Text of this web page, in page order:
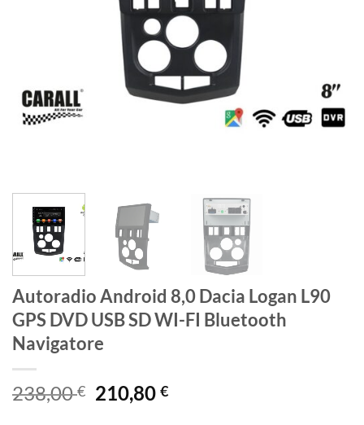
Autoradio Android 8,0 Dacia Logan L90
GPS DVD USB SD WI-FI Bluetooth
Navigatore
238,00€ Il
prezzo
210,80€Il